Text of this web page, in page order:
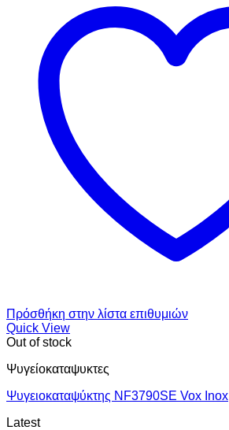
Πρόσθήκη στην λίστα επιθυμιών
Quick View
Out of stock
Ψυγείοκαταψυκτες
Ψυγειοκαταψύκτης NF3790SE Vox Inox
Latest